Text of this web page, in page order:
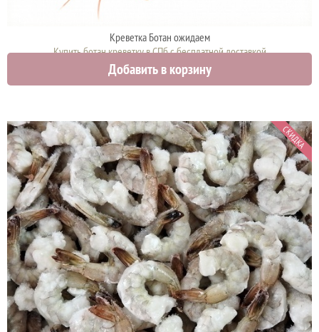
Креветка Ботан ожидаем
Купить ботан креветку в СПб с бесплатной доставкой
0 руб.
Добавить в корзину
СКИДКА